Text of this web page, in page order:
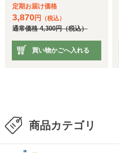
定期お届け価格
3,870円 （税込）
通常価格4,300円（税込）
買い物かごへ入れる
商品カテゴリ